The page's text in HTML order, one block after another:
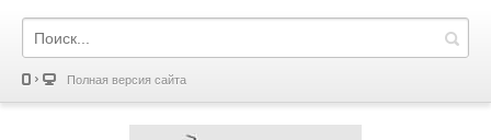
Полная версия сайта